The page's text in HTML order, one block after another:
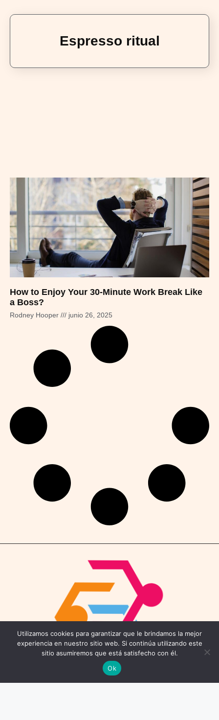
Espresso ritual
How to Enjoy Your 30-Minute Work Break Like
a Boss?
Rodney Hooper junio 26, 2025
Utilizamos cookies para garantizar que le brindamos la mejor
experiencia en nuestro sitio web. Si continúa utilizando este
sitio asumiremos que está satisfecho con él.
Ok